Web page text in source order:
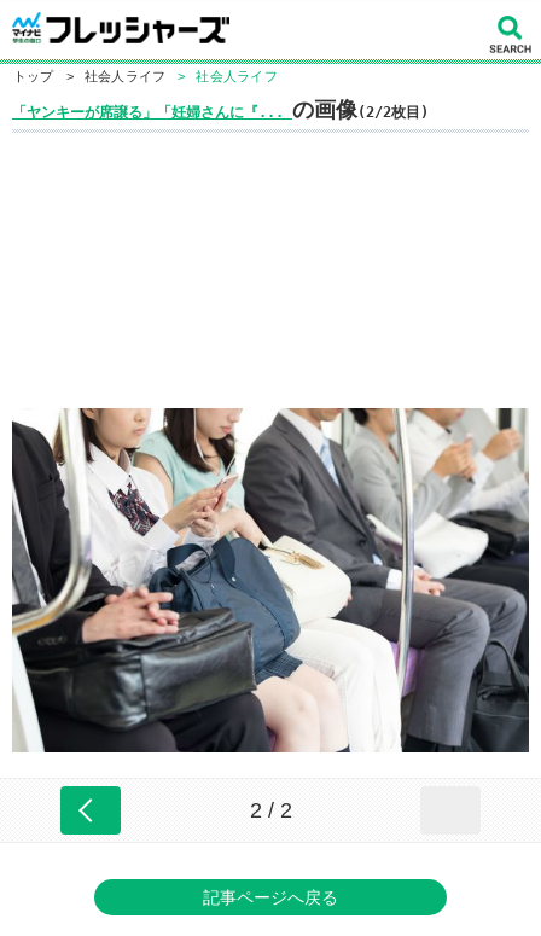
トップ > 社会人ライフ > 社会人ライフ
「ヤンキーが席譲る」「妊婦さんに『... の画像(2/2枚目)
2 / 2
記事ページへ戻る